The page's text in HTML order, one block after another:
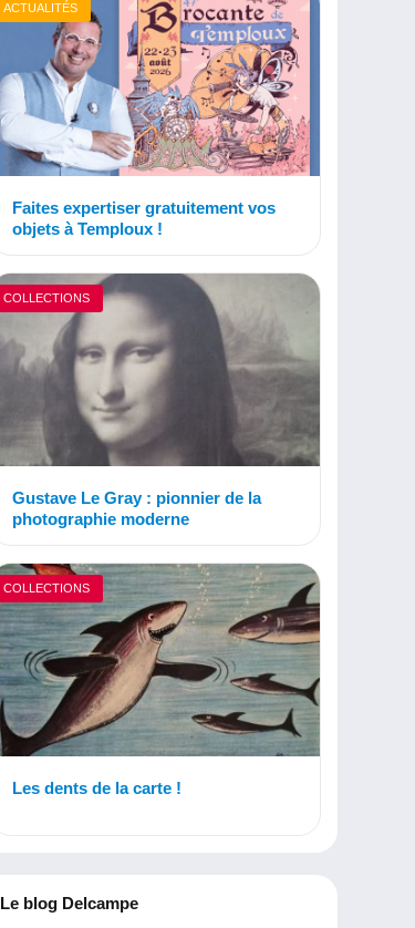
ACTUALITÉS
Faites expertiser gratuitement vos
objets à Temploux !
COLLECTIONS
Gustave Le Gray : pionnier de la
photographie moderne
COLLECTIONS
Les dents de la carte !
Le blog Delcampe